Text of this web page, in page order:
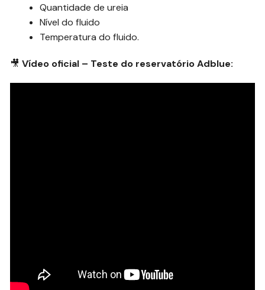
Quantidade de ureia
Nível do fluido
Temperatura do fluido.
🎥Vídeo oficial – Teste do reservatório Adblue: